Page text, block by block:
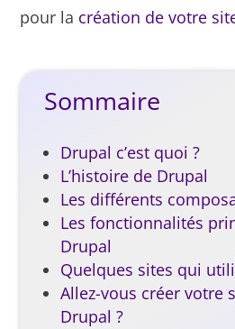
pour la création de votre
Sommaire
Drupal c’est quoi ?
L’histoire de Drupal
Les différents
Les fonctionnalités
Drupal
Quelques sites qui
Allez-vous créer votre
Drupal ?